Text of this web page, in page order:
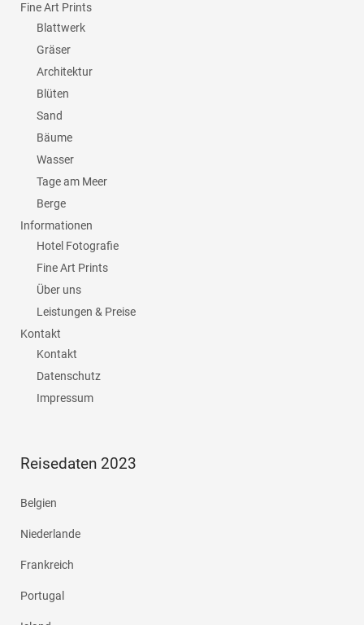
Fine Art Prints
Blattwerk
Gräser
Architektur
Blüten
Sand
Bäume
Wasser
Tage am Meer
Berge
Informationen
Hotel Fotografie
Fine Art Prints
Über uns
Leistungen & Preise
Kontakt
Kontakt
Datenschutz
Impressum
Reisedaten 2023
Belgien
Niederlande
Frankreich
Portugal